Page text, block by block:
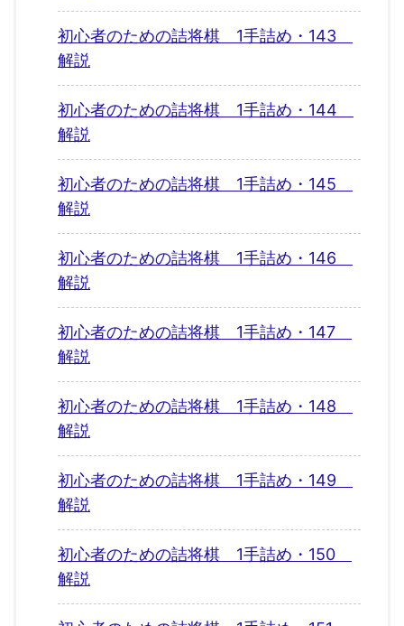
初心者のための詰将棋 1手詰め・143
解説
初心者のための詰将棋 1手詰め・144
解説
初心者のための詰将棋 1手詰め・145
解説
初心者のための詰将棋 1手詰め・146
解説
初心者のための詰将棋 1手詰め・147
解説
初心者のための詰将棋 1手詰め・148
解説
初心者のための詰将棋 1手詰め・149
解説
初心者のための詰将棋 1手詰め・150
解説